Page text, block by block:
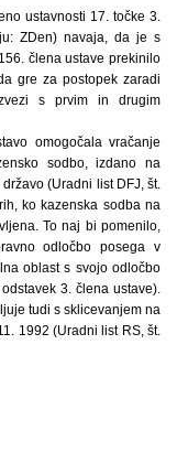
ustavnosti 17. točke 3.
ZDen) navaja, da je s
člena ustave prekinilo
gre za postopek zaradi
s prvim in drugim
omogočala vračanje
sodbo, izdano na
(Uradni list DFJ, št.
ko kazenska sodba na
To naj bi pomenilo,
odločbo posega v
oblast s svojo odločbo
3. člena ustave).
tudi s sklicevanjem na
1992 (Uradni list RS, št.